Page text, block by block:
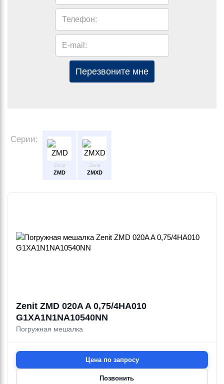
Телефон:
E-mail:
Перезвоните мне
Серии:
Zenit
ZMD
Zenit
ZMXD
Zenit ZMD 020A A 0,75/4HA010
G1XA1N1NA10540NN
Погружная мешалка
Цена по запросу
Позвонить